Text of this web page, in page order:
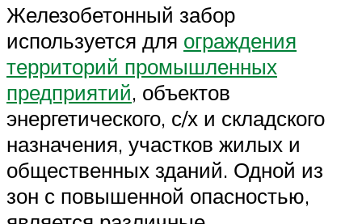
Железобетонный забор
используется для ограждения
территорий промышленных
предприятий, объектов
энергетического, с/х и складского
назначения, участков жилых и
общественных зданий. Одной из
зон с повышенной опасностью,